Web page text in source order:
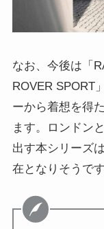
なお、今後は「
ROVER SPORT
ーから着想を得
ます。ロンドン
出す本シリーズ
在となりそうです